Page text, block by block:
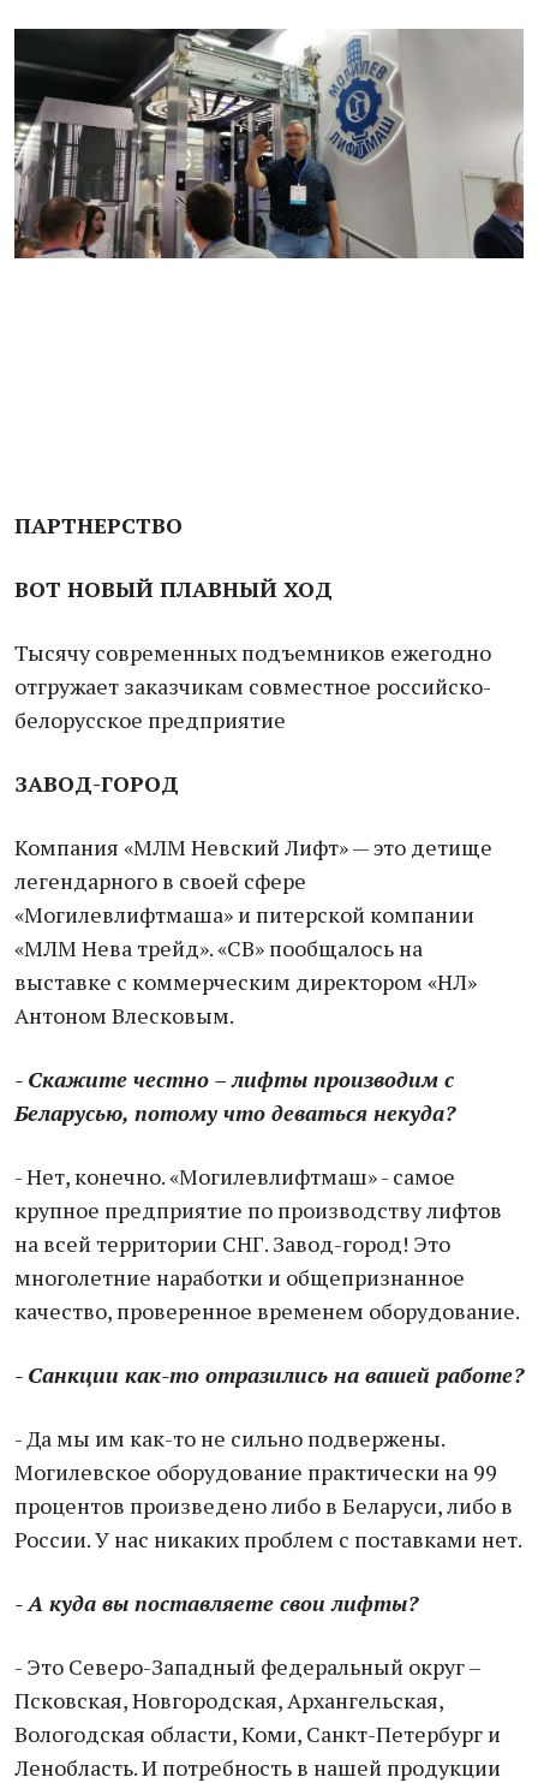
ПАРТНЕРСТВО
ВОТ НОВЫЙ ПЛАВНЫЙ ХОД
Тысячу современных подъемников ежегодно
отгружает заказчикам совместное российско-
белорусское предприятие
ЗАВОД-ГОРОД
Компания «МЛМ Невский Лифт» — это детище
легендарного в своей сфере
«Могилевлифтмаша» и питерской компании
«МЛМ Нева трейд». «СВ» пообщалось на
выставке с коммерческим директором «НЛ»
Антоном Влесковым.
- Скажите честно – лифты производим с
Беларусью, потому что деваться некуда?
- Нет, конечно. «Могилевлифтмаш» - самое
крупное предприятие по производству лифтов
на всей территории СНГ. Завод-город! Это
многолетние наработки и общепризнанное
качество, проверенное временем оборудование.
- Санкции как-то отразились на вашей работе?
- Да мы им как-то не сильно подвержены.
Могилевское оборудование практически на 99
процентов произведено либо в Беларуси, либо в
России. У нас никаких проблем с поставками нет.
- А куда вы поставляете свои лифты?
- Это Северо-Западный федеральный округ –
Псковская, Новгородская, Архангельская,
Вологодская области, Коми, Санкт-Петербург и
Ленобласть. И потребность в нашей продукции